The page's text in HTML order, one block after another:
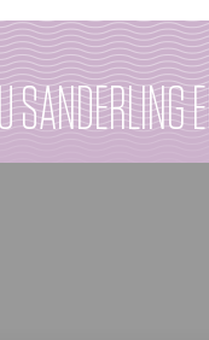
SANDERLING